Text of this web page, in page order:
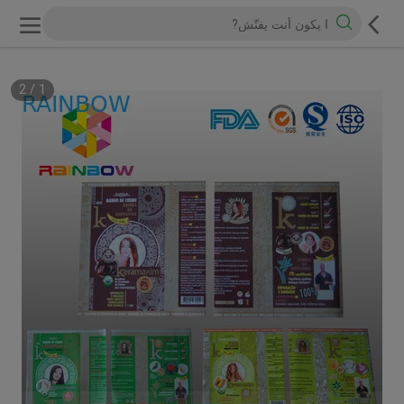
1
/
2